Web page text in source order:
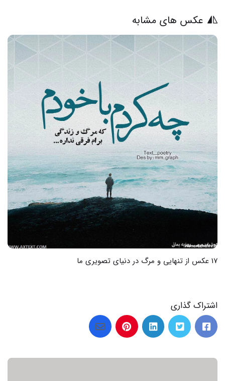
عکس های مشابه
33 عکس از یادگاری‌ های دلنشین برای غم مرگ پدر کوچک غمی
نیست
اشتراک گذاری